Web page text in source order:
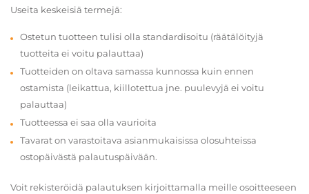
Useita keskeisiä termejä:
Ostetun tuotteen tulisi olla standardisoitu (räätälöityjä
tuotteita ei voitu palauttaa)
Tuotteiden on oltava samassa kunnossa kuin ennen
ostamista (leikattua, kiillotettua jne. puulevyjä ei voitu
palauttaa)
Tuotteessa ei saa olla vaurioita
Tavarat on varastoitava asianmukaisissa olosuhteissa
ostopäivästä palautuspäivään.
Voit rekisteröidä palautuksen kirjoittamalla meille osoitteeseen